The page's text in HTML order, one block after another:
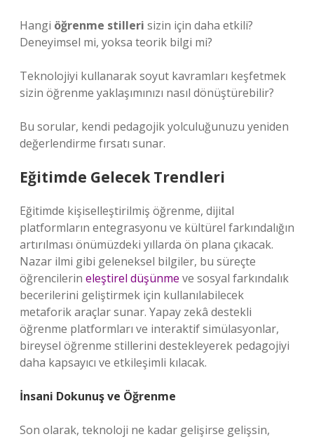
Hangi öğrenme stilleri sizin için daha etkili?
Deneyimsel mi, yoksa teorik bilgi mi?
Teknolojiyi kullanarak soyut kavramları keşfetmek
sizin öğrenme yaklaşımınızı nasıl dönüştürebilir?
Bu sorular, kendi pedagojik yolculuğunuzu yeniden
değerlendirme fırsatı sunar.
Eğitimde Gelecek Trendleri
Eğitimde kişiselleştirilmiş öğrenme, dijital
platformların entegrasyonu ve kültürel farkındalığın
artırılması önümüzdeki yıllarda ön plana çıkacak.
Nazar ilmi gibi geleneksel bilgiler, bu süreçte
öğrencilerin eleştirel düşünme ve sosyal farkındalık
becerilerini geliştirmek için kullanılabilecek
metaforik araçlar sunar. Yapay zekâ destekli
öğrenme platformları ve interaktif simülasyonlar,
bireysel öğrenme stillerini destekleyerek pedagojiyi
daha kapsayıcı ve etkileşimli kılacak.
İnsani Dokunuş ve Öğrenme
Son olarak, teknoloji ne kadar gelişirse gelişsin,